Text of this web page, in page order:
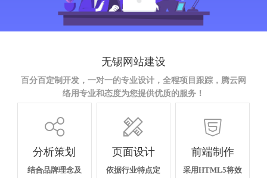
无锡网站建设
百分百定制开发，一对一的专业设计，全程项目跟踪，腾云网
络用专业和态度为您提供优质的服务！

分析策划
结合品牌理念及

页面设计
依据行业特点定

前端制作
采用HTML5将效